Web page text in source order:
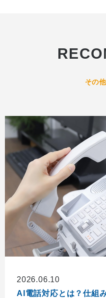
その
2026.06.10
AI電話対応とは？仕組